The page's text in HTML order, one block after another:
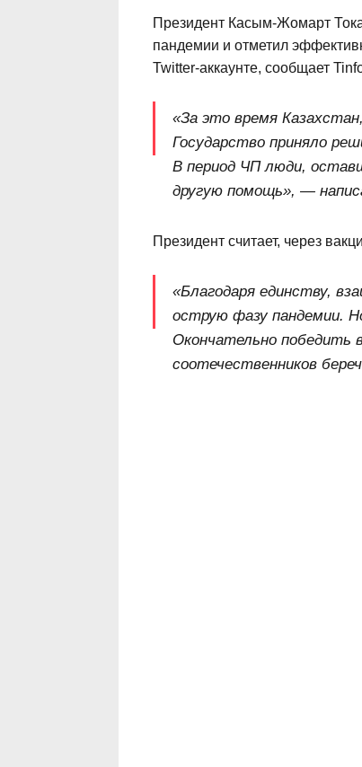
Президент Касым-Жомарт
пандемии и отметил
Twitter-аккаунте, сообщает
«За это время
Государство приняло
В период ЧП люди,
другую помощь», —
Президент считает, через
«Благодаря единству,
острую фазу пандемии.
Окончательно победить
соотечественников